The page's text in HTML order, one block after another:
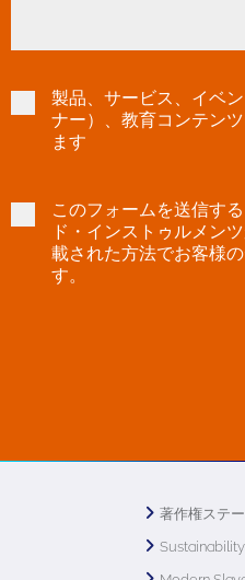
製品、サービス、イベ
ナー）、教育コンテン
ます
このフォームを送信す
ド・インストゥルメン
載された方法でお客様
す。
著作権ステ
Sustainability